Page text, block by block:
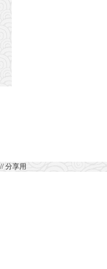
// 分享用